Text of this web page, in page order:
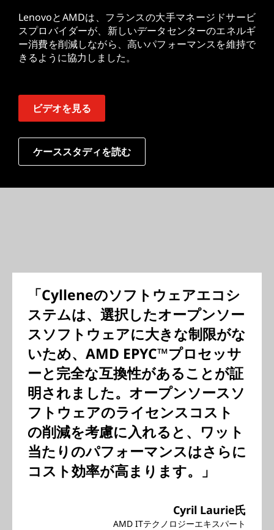
LenovoとAMDは、フランスの大手マネージドサービ
スプロバイダーが、新しいデータセンターのエネルギ
ー消費を削減しながら、高いパフォーマンスを維持で
きるように協力しました。
ビデオを見る
ケーススタディを読む
「Cylleneのソフトウェアエコシ
ステムは、選択したオープンソー
スソフトウェアに大きな制限がな
いため、AMD EPYC™プロセッサ
ーと完全な互換性があることが証
明されました。オープンソースソ
フトウェアのライセンスコスト
の削減を考慮に入れると、ワット
当たりのパフォーマンスはさらに
コスト効率が高まります。」
Cyril Laurie氏
AMD ITテクノロジーエキスパート